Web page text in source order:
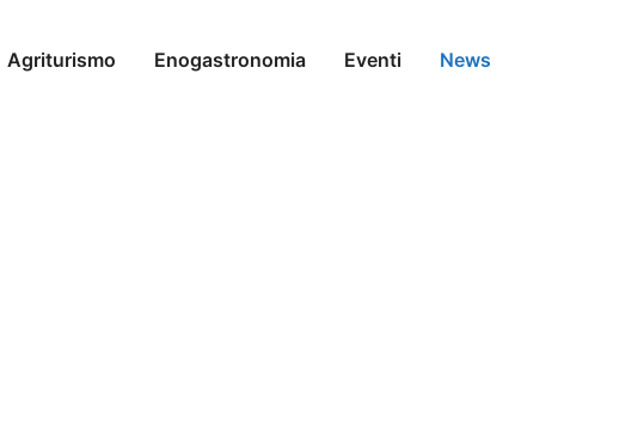
Agriturismo Enogastronomia Eventi News